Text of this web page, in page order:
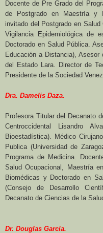
Docente de Pre Grado del
de Postgrado en Maestría y
invitado del Postgrado en
Vigilancia Epidemiológica de
Doctorado en Salud Pública.
Educación a Distancia), Asesor
del Estado Lara. Director de
Presidente de la Sociedad
Dra. Damelis Daza.
Profesora Titular del Decanato
Centroccidental Lisandro
Bioestadística). Médico
Publica (Universidad de
Programa de Medicina.
Salud Ocupacional, Maestría
Biomédicas y Doctorado en
(Consejo de Desarrollo
Decanato de Ciencias de la
Dr. Douglas García.